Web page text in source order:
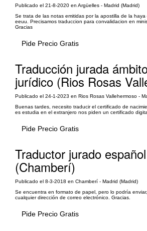
Publicado el 21-8-2020 en Argüelles - Madrid (Madrid)
Se trata de las notas emitidas por la apostilla de la
eeuu. Precisamos traduccion para convalidacion en
Gracias
Pide Precio Gratis
Traducción jurada
jurídico (Rios Rosas
Publicado el 24-1-2023 en Rios Rosas Vallehermoso -
Buenas tardes, necesito traducir el certificado de
es estudia en el extranjero nos piden un certificado
Pide Precio Gratis
Traductor jurado
(Chamberí)
Publicado el 8-3-2018 en Chamberí - Madrid (Madrid)
Se encuentra en formato de papel, pero lo podría
cualquier dirección de correo electrónico. Gracias.
Pide Precio Gratis